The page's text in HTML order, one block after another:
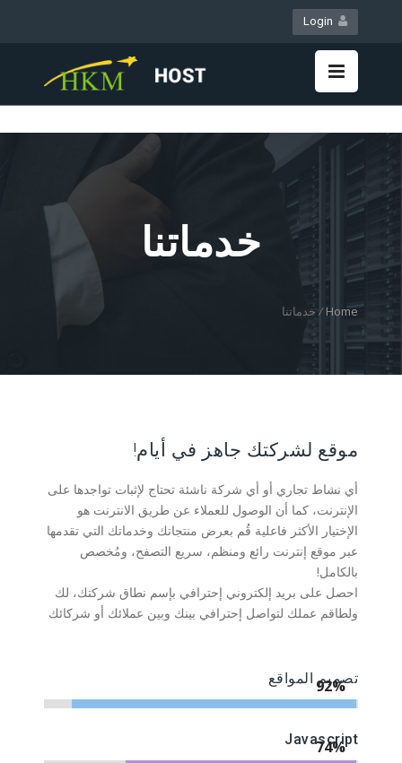
LiveChat
خدماتنا
Home
/خدماتنا
موقع لشركتك جاهز في أيام!
أي نشاط تجاري أو أي شركة ناشئة تحتاج لإثبات تواجدها على
الإنترنت، كما أن الوصول للعملاء عن طريق الانترنت هو
الإختيار الأكثر فاعلية قُم بعرض منتجاتك وخدماتك التي تقدمها
عبر موقع إنترنت رائع ومنظم، سريع التصفح، ومُخصص
بالكامل!
احصل على بريد إلكتروني إحترافي بإسم نطاق شركتك، لك
ولطاقم عملك لتواصل إحترافي بينك وبين عملائك أو شركائك
تصميم المواقع
94%
Javascript
72%